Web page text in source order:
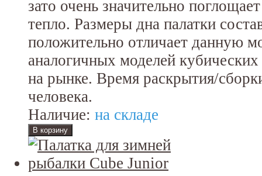
зато очень значительно
тепло. Размеры дна палатки
положительно отличает данную
аналогичных моделей
на рынке. Время раскрытия/
человека.
Наличие: на складе